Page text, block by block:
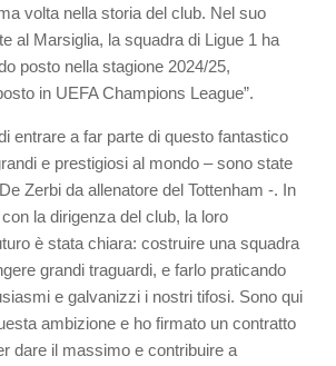
volta nella storia del club. Nel suo
al Marsiglia, la squadra di Ligue 1 ha
posto nella stagione 2024/25,
in UEFA Champions League”.
entrare a far parte di questo fantastico
e prestigiosi al mondo – sono state
Zerbi da allenatore del Tottenham -. In
la dirigenza del club, la loro
è stata chiara: costruire una squadra
grandi traguardi, e farlo praticando
e galvanizzi i nostri tifosi. Sono qui
ambizione e ho firmato un contratto
dare il massimo e contribuire a